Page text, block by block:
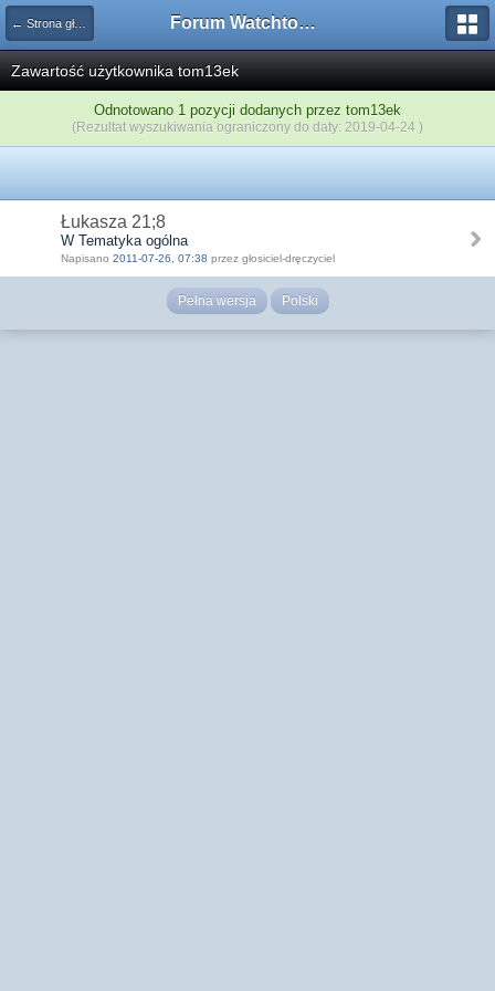
← Strona główna Forum Watchtower
Zawartość użytkownika tom13ek
Odnotowano 1 pozycji dodanych przez tom13ek
(Rezultat wyszukiwania ograniczony do daty: 2019-04-24 )
Łukasza 21;8
W Tematyka ogólna
Napisano 2011-07-26, 07:38 przez głosiciel-dręczyciel
Pełna wersja Polski